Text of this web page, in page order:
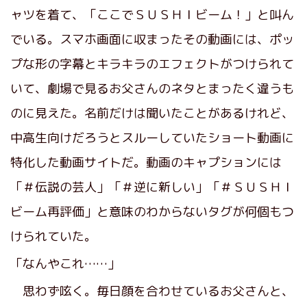
ャツを着て、「ここでＳＵＳＨＩビーム！」と叫ん
でいる。スマホ画面に収まったその動画には、ポッ
プな形の字幕とキラキラのエフェクトがつけられて
いて、劇場で見るお父さんのネタとまったく違うも
のに見えた。名前だけは聞いたことがあるけれど、
中高生向けだろうとスルーしていたショート動画に
特化した動画サイトだ。動画のキャプションには
「＃伝説の芸人」「＃逆に新しい」「＃ＳＵＳＨＩ
ビーム再評価」と意味のわからないタグが何個もつ
けられていた。
「なんやこれ……」
思わず呟く。毎日顔を合わせているお父さんと、